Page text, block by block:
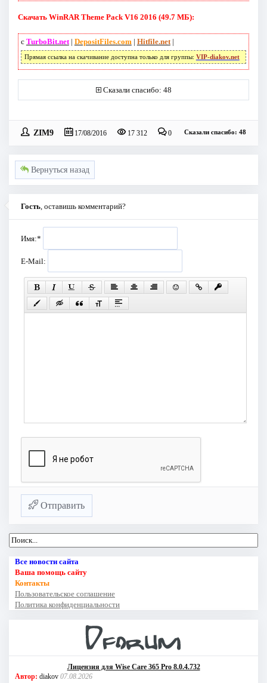
Скачать WinRAR Theme Pack V16 2016 (49.7 МБ):
с TurboBit.net| DepositFiles.com | Hitfile.net|
Прямая ссылка на скачивание доступна только для группы: VIP-diakov.net
Сказали спасибо: 48
ZIM9 17/08/2016 17 312 0 Сказали спасибо: 48
Вернуться назад
Гость , оставишь комментарий?
Имя:*
E-Mail:
Отправить
Все новости сайта
Ваша помощь сайту
Контакты
Пользовательское соглашение
Политика конфиденциальности
Лицензия для Wise Care 365 Pro 8.0.4.732
Автор: diakov 07.08.2026